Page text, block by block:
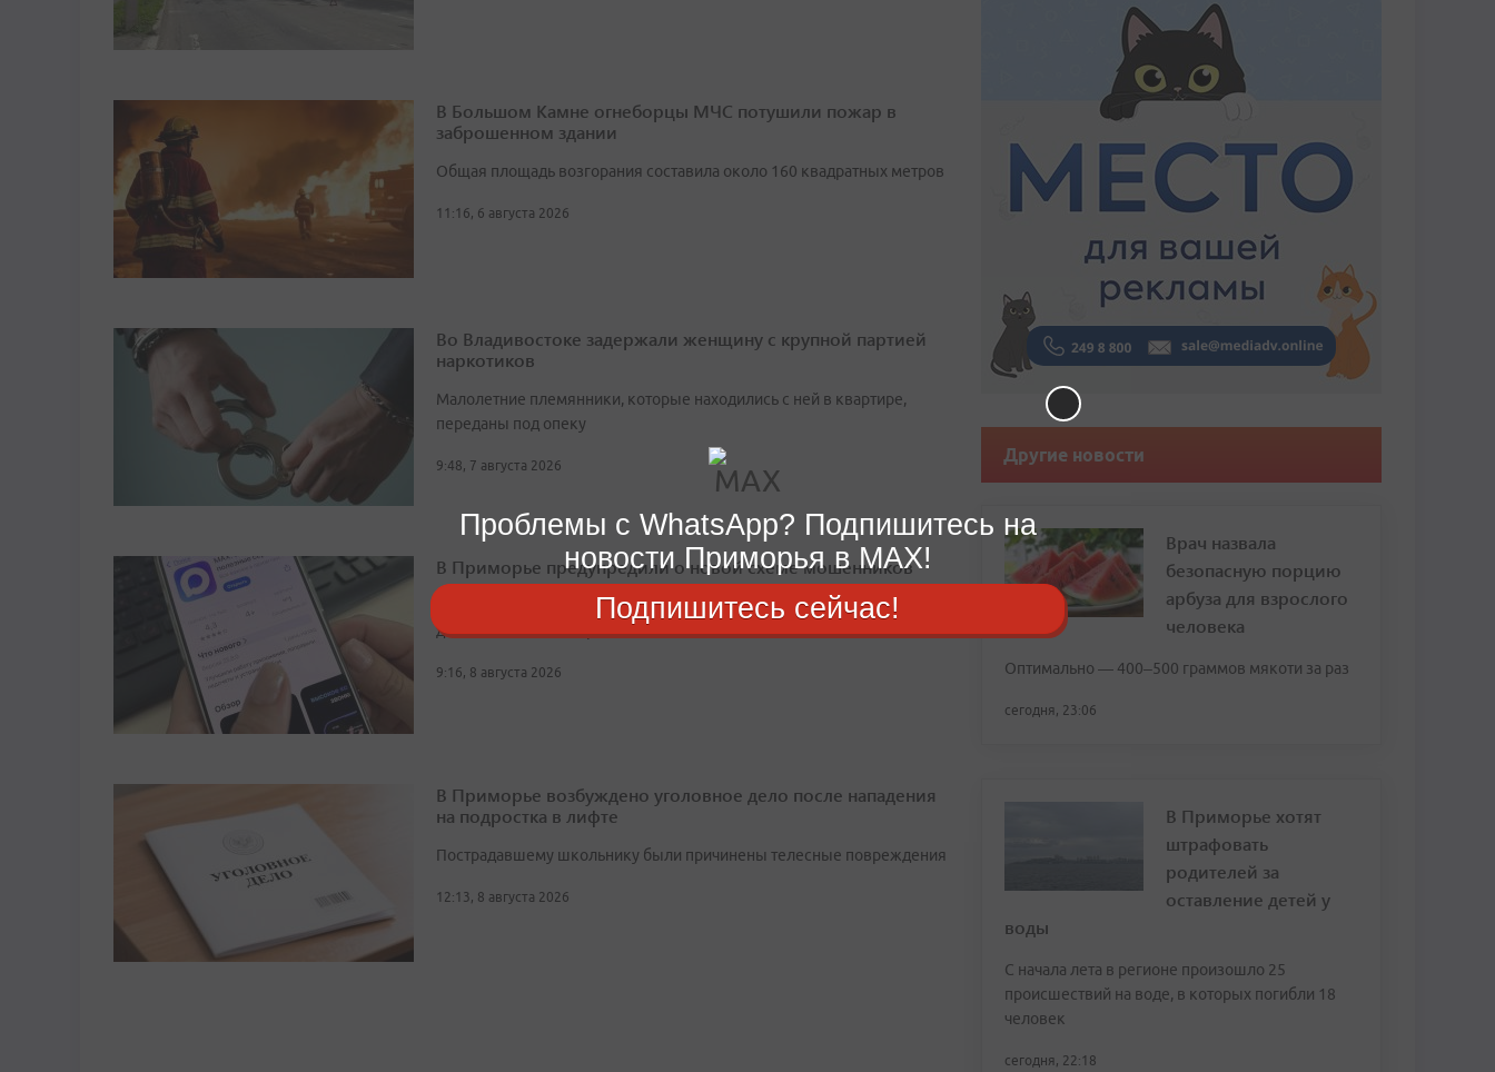
В Большом Камне огнеборцы МЧС потушили пожар в
заброшенном здании
Общая площадь возгорания составила около 160 квадратных метров
11:16, 6 августа 2026
Во Владивостоке задержали женщину с крупной партией
наркотиков
Малолетние племянники, которые находились с ней в квартире,
переданы под опеку
9:48, 7 августа 2026
В Приморье предупредили о новой схеме мошенников
На сегодняшний день в Приморье создано 9 146 официальных
домовых чатов, которые объединили почти 160 тысяч жильцов
9:16, 8 августа 2026
В Приморье возбуждено уголовное дело после нападения
на подростка в лифте
Пострадавшему школьнику были причинены телесные повреждения
12:13, 8 августа 2026
Другие новости
Врач назвала
безопасную порцию
арбуза для взрослого
человека
Оптимально — 400–500 граммов мякоти за раз
сегодня, 23:06
В Приморье хотят
штрафовать
родителей за
оставление детей у
воды
С начала лета в регионе произошло 25
происшествий на воде, в которых погибли 18
человек
сегодня, 22:18
Проблемы с WhatsApp? Подпишитесь на
новости Приморья в MAX!
Подпишитесь сейчас!